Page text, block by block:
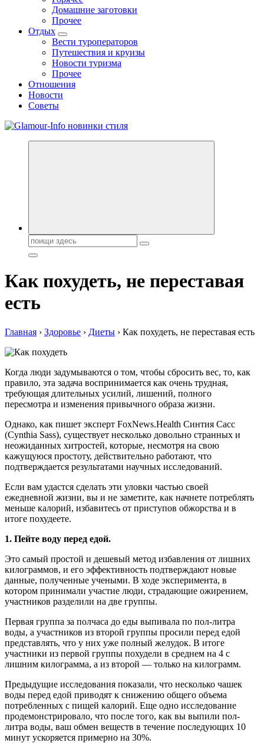
Домашние заготовки
Прочее
Отдых
Вести туроператоров
Путешествия и круизы
Новости туризма
Прочее
Отношения
Новости
Советы
Секреты молодости, красоты и долголетия. Гламурный журнал
Поиск:
Как похудеть, не переставая
есть
Главная › Здоровье › Диеты › Как похудеть, не переставая есть
Когда люди задумываются о том, чтобы сбросить вес, то, как
правило, эта задача воспринимается как очень трудная,
требующая длительных усилий, лишений, полного
пересмотра и изменения привычного образа жизни.
Однако, как пишет эксперт FoxNews.Health Синтия Сасс
(Cynthia Sass), существует несколько довольно странных и
неожиданных хитростей, которые, несмотря на свою
кажущуюся простоту, действительно работают, что
подтверждается результатами научных исследований.
Если вам удастся сделать эти уловки частью своей
ежедневной жизни, вы и не заметите, как начнете потреблять
меньше калорий, избавитесь от приступов обжорства и в
итоге похудеете.
1. Пейте воду перед едой.
Это самый простой и дешевый метод избавления от лишних
килограммов, и его эффективность подтверждают новые
данные, полученные учеными. В ходе эксперимента, в
котором принимали участие люди, страдающие ожирением,
участников разделили на две группы.
Первая группа за полчаса до еды выпивала по пол-литра
воды, а участников из второй группы просили перед едой
представлять, что у них уже полный желудок. В итоге
участники из первой группы похудели в среднем на 4 с
лишним килограмма, а из второй — только на килограмм.
Предыдущие исследования показали, что несколько чашек
воды перед едой приводят к снижению общего объема
потребленных с пищей калорий. Еще одно исследование
продемонстрировало, что после того, как вы выпили пол-
литра воды, ваш обмен веществ в течение последующих 10
минут ускоряется примерно на 30%.